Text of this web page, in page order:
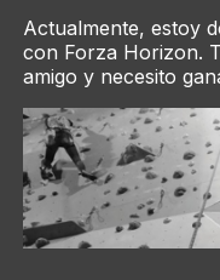
Actualmente, estoy
con Forza Horizon.
amigo y necesito